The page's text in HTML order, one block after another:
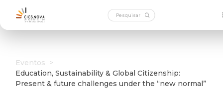
Eventos >
Education, Sustainability & Global Citizenship:
Present & future challenges under the “new normal”